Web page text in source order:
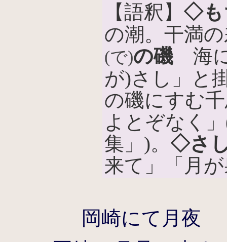
【語釈】 ◇も
の潮。干満
(で)の磯海に
が)さし」と
の磯にすむ
よとぞなく
集」)。 ◇さ
来て」「月
岡崎にて月夜